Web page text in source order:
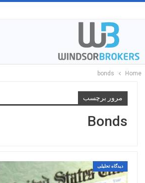
Home
bonds
مرور برچسب
Bonds
دیدگاه تحلیلی